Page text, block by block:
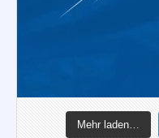
Mehr laden…